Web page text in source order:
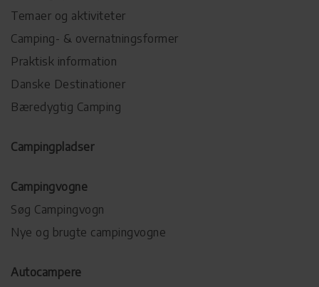
Temaer og aktiviteter
Camping- & overnatningsformer
Praktisk information
Danske Destinationer
Bæredygtig Camping
Campingpladser
Campingvogne
Søg Campingvogn
Nye og brugte campingvogne
Autocampere